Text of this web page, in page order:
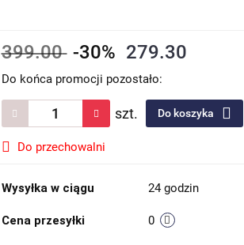
399.00 -30% 279.30
Do końca promocji pozostało:
szt. Do koszyka
Do przechowalni
Wysyłka w ciągu 24 godzin
Cena przesyłki 0